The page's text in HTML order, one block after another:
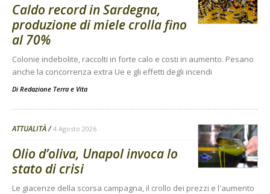
Caldo record in Sardegna,
produzione di miele crolla fino
al 70%
Colonie indebolite, raccolti in forte calo e costi in aumento. Pesano
anche la concorrenza extra Ue e gli effetti degli incendi
Di Redazione Terra e Vita
ATTUALITÀ 4 Agosto 2026
Olio d’oliva, Unapol invoca lo
stato di crisi
Le giacenze della scorsa campagna, il crollo dei prezzi e l'aumento